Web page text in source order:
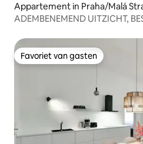
Appartement in Praha/Malá
ADEMBENEMEND UITZICHT,
Favoriet van gasten
Favoriet van gasten